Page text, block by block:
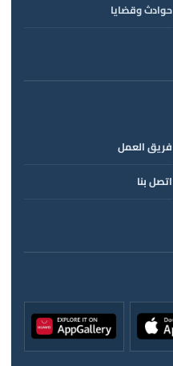
حوادث وقضايا
فريق العمل
اتصل بنا